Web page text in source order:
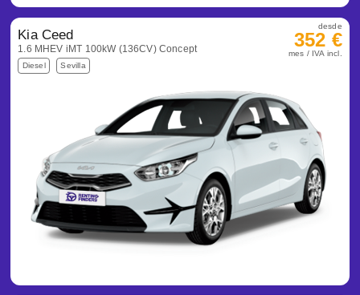
Kia Ceed
1.6 MHEV iMT 100kW (136CV) Concept
Diesel Sevilla
desde
352 €
mes / IVA incl.